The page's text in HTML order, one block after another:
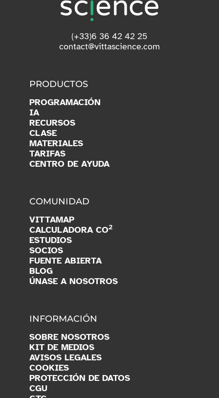
(+33)6 36 42 42 25
contact@vittascience.com
PRODUCTOS
PROGRAMACIÓN
IA
RECURSOS
CLASE
MATERIALES
TARIFAS
CENTRO DE AYUDA
COMUNIDAD
VITTAMAP
CALCULADORA CO2
ESTUDIOS
SOCIOS
FUENTE ABIERTA
BLOG
ÚNASE A NOSOTROS
INFORMACIÓN
SOBRE NOSOTROS
KIT DE MEDIOS
AVISOS LEGALES
COOKIES
PROTECCIÓN DE DATOS
CGU